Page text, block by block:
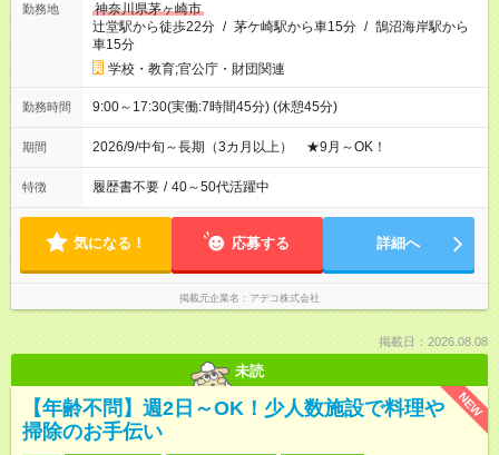
勤務地
神奈川県茅ヶ崎市
辻堂駅から徒歩22分 / 茅ケ崎駅から車15分 / 鵠沼海岸駅から
車15分
学校・教育;官公庁・財団関連
勤務時間 9:00～17:30(実働:7時間45分) (休憩45分)
期間 2026/9/中旬～長期（3カ月以上） ★9月～OK！
特徴 履歴書不要 / 40～50代活躍中
気になる！ 応募する 詳細へ
掲載元企業名 アデコ株式会社
掲載日：2026.08.08
未読
NEW
【年齢不問】週2日～OK！少人数施設で料理や
掃除のお手伝い